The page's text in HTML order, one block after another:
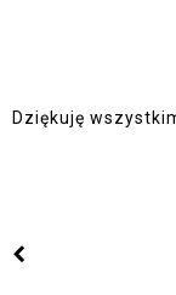
Dziękuję